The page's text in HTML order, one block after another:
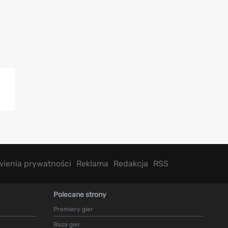
prywatności Reklama Redakcja RSS
Polecane strony
Premiery gier
Baza gier